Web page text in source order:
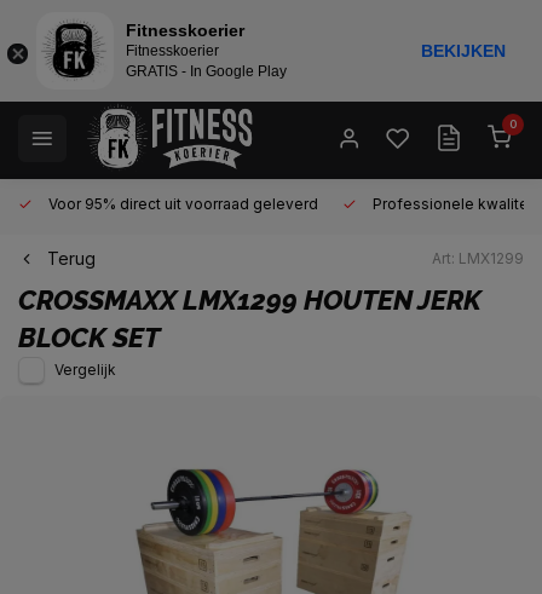
0
Voor 95% direct uit voorraad geleverd Professionele kwaliteit
Terug Art: LMX1299
CROSSMAXXLMX1299 HOUTEN JERK
BLOCK SET
Vergelijk
Fitnesskoerier
Fitnesskoerier
GRATIS - In Google Play
BEKIJKEN